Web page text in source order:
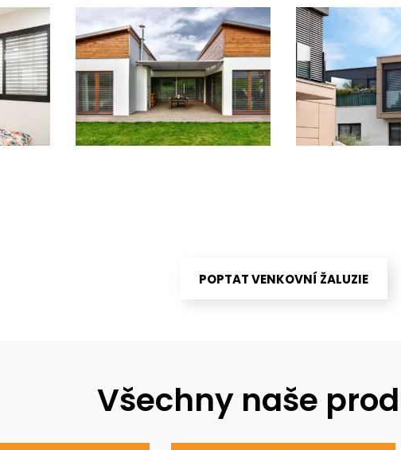
POPTAT VENKOVNÍ ŽALUZIE
Všechny naše